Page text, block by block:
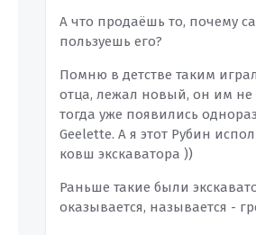
А что продаёшь то, почему
пользуешь его?
Помню в детстве таким
отца, лежал новый, он им не
тогда уже появились
Geelette. А я этот Рубин
ковш экскаватора ))
Раньше такие были
оказывается, называется -